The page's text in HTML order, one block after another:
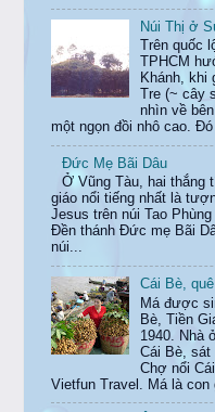
Núi Thị ở
Trên quốc
TPHCM
Khánh, khi
Tre (~ cây
nhìn về
một ngọn đồi nhô cao.
Đức Mẹ Bãi Dâu
Ở Vũng Tàu, hai thắng
giáo nổi tiếng nhất là
Jesus trên núi Tao
Đền thánh Đức mẹ Bãi
núi...
Cái Bè,
Má được
Bè, Tiền
1940. Nhà
Cái Bè, sát
Chợ nổi
Vietfun Travel. Má là con